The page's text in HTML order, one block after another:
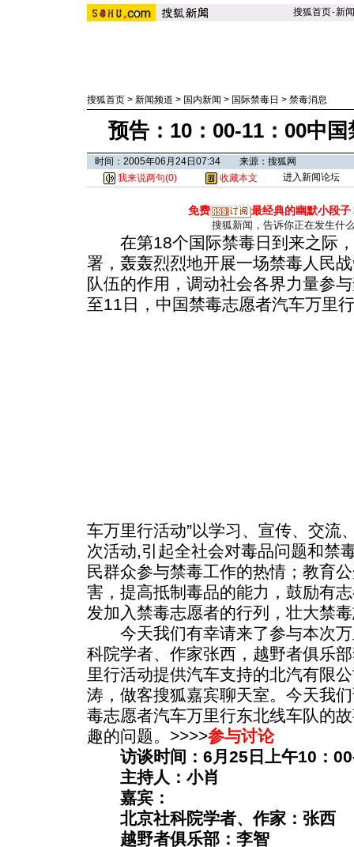
搜狐首页-新闻
搜狐首页 > 新闻频道 > 国内新闻 > 国际禁毒日 > 禁毒消息
预告：10：00-11：00中
时间：2005年06月24日07:34 来源：搜狐网
我来说两句(0) 收藏本文 进入新闻论坛
免费 最经典的幽默小段子
搜狐新闻，告诉你正在发生什
在第18个国际禁毒日到来之际，
署，轰轰烈烈地开展一场禁毒人民
队伍的作用，调动社会各界力量参
至11日，中国禁毒志愿者汽车万里
车万里行活动”以学习、宣传、交流
次活动,引起全社会对毒品问题和禁
民群众参与禁毒工作的热情；教育
害，提高抵制毒品的能力，鼓励有
发加入禁毒志愿者的行列，壮大禁
今天我们有幸请来了参与本次万
科院学者、作家张西，越野者俱乐
里行活动提供汽车支持的北汽有限
涛，做客搜狐嘉宾聊天室。今天我
毒志愿者汽车万里行东北线车队的
趣的问题。>>>>参与讨论
访谈时间：6月25日上午10：
主持人：小肖
嘉宾：
北京社科院学者、作家：张西
越野者俱乐部：李智